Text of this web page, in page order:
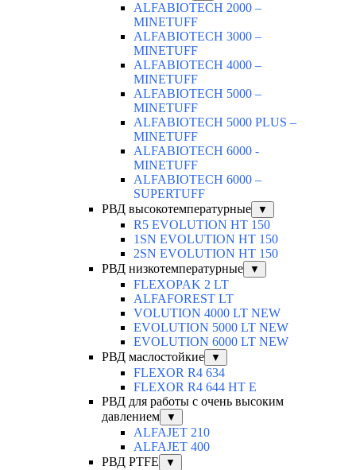
ALFABIOTECH 2000 –
MINETUFF
ALFABIOTECH 3000 –
MINETUFF
ALFABIOTECH 4000 –
MINETUFF
ALFABIOTECH 5000 –
MINETUFF
ALFABIOTECH 5000 PLUS –
MINETUFF
ALFABIOTECH 6000 -
MINETUFF
ALFABIOTECH 6000 –
SUPERTUFF
РВД высокотемпературные
▼
R5 EVOLUTION HT 150
1SN EVOLUTION HT 150
2SN EVOLUTION HT 150
РВД низкотемпературные
▼
FLEXOPAK 2 LT
ALFAFOREST LT
VOLUTION 4000 LT NEW
EVOLUTION 5000 LT NEW
EVOLUTION 6000 LT NEW
РВД маслостойкие
▼
FLEXOR R4 634
FLEXOR R4 644 HT E
РВД для работы с очень высоким
давлением
▼
ALFAJET 210
ALFAJET 400
РВД PTFE
▼